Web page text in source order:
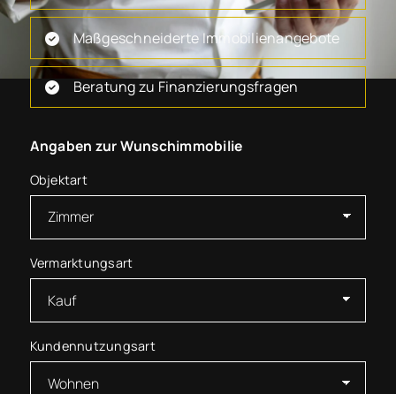
Maßgeschneiderte Immobilienangebote
Beratung zu Finanzierungsfragen
Angaben zur Wunschimmobilie
Objektart
Vermarktungsart
Kundennutzungsart